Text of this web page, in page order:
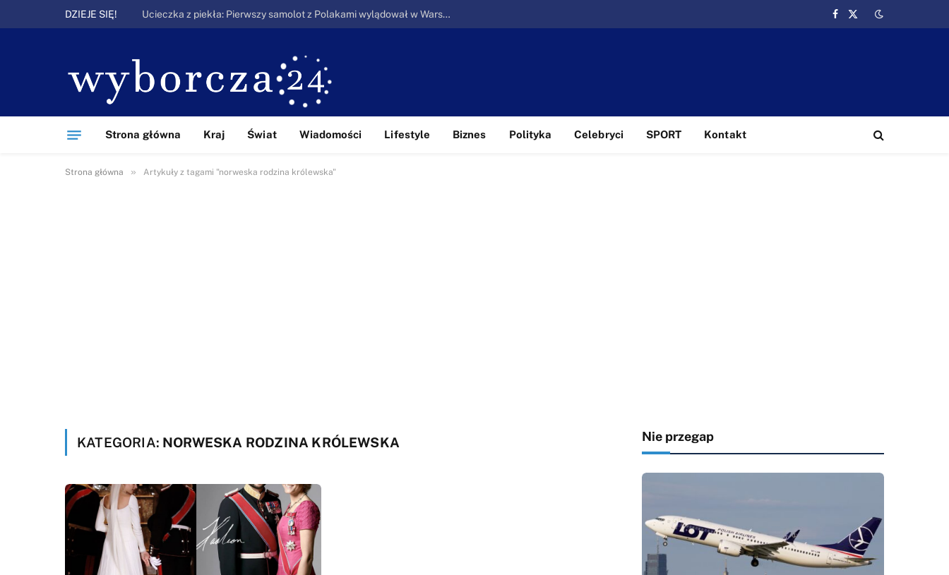
DZIEJE SIĘ! Ucieczka z piekła: Pierwszy samolot z Polakami wylądował w Warszawie
Facebook
X
Strona główna Kraj Świat Wiadomości Lifestyle Biznes Polityka Celebryci SPORT Kontakt
Strona główna » Artykuły z tagami "norweska rodzina królewska"
KATEGORIA: NORWESKA RODZINA KRÓLEWSKA Nie przegap